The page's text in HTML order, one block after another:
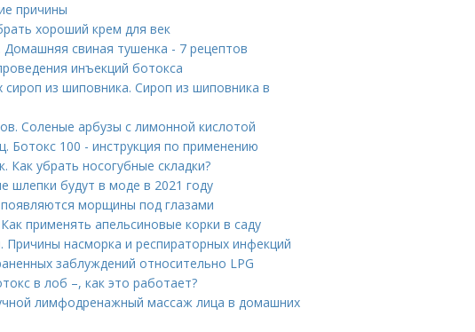
причины
хороший крем для век
свиная тушенка - 7 рецептов
инъекций ботокса
из шиповника. Сироп из шиповника в
Соленые арбузы с лимонной кислотой
Ботокс 100 - инструкция по применению
Как убрать носогубные складки?
шлепки будут в моде в 2021 году
морщины под глазами
применять апельсиновые корки в саду
Причины насморка и респираторных инфекций
заблуждений относительно LPG
в лоб –, как это работает?
лимфодренажный массаж лица в домашних